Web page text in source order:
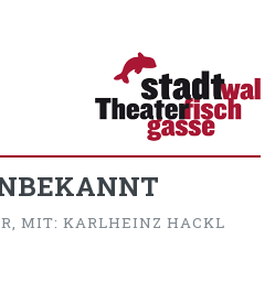
MIT: KARLHEINZ HACKL